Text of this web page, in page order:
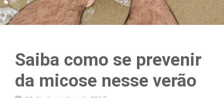
Saiba como se prevenir
da micose nesse verão